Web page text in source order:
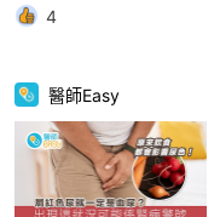
4
醫師Easy